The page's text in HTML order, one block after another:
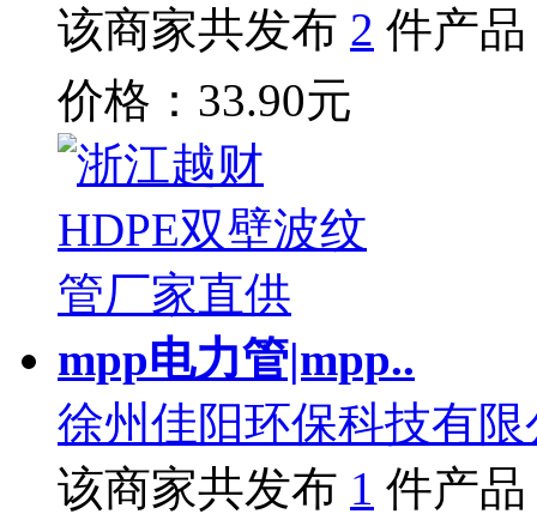
该商家共发布 2 件产品
价格：33.90元
mpp电力管|mpp..
徐州佳阳环保科技有限
该商家共发布 1 件产品